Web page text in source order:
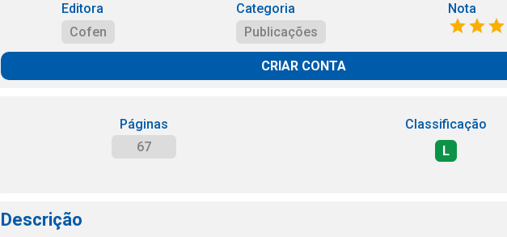
Editora
Cofen
Categoria
Publicações
Nota
CRIAR CONTA
Páginas
67
Classificação
L
Descrição